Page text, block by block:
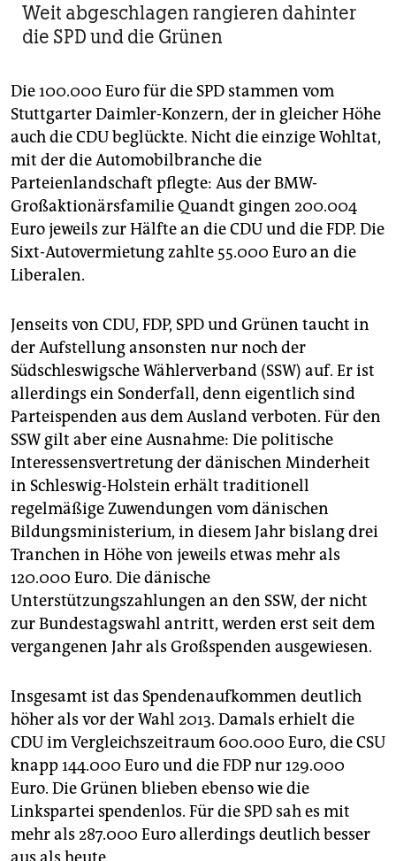
Weit abgeschlagen rangieren dahinter
die SPD und die ­Grünen
Die 100.000 Euro für die SPD stammen vom
Stuttgarter Daimler-Konzern, der in gleicher Höhe
auch die CDU beglückte. Nicht die einzige Wohltat,
mit der die Automobilbranche die
Parteienlandschaft pflegte: Aus der BMW-
Großaktionärsfamilie Quandt gingen 200.004
Euro jeweils zur Hälfte an die CDU und die FDP. Die
Sixt-Autovermietung zahlte 55.000 Euro an die
Liberalen.
Jenseits von CDU, FDP, SPD und Grünen taucht in
der Aufstellung ansonsten nur noch der
Südschleswigsche Wählerverband (SSW) auf. Er ist
allerdings ein Sonderfall, denn eigentlich sind
Parteispenden aus dem Ausland verboten. Für den
SSW gilt aber eine Ausnahme: Die politische
Interessensvertretung der dänischen Minderheit
in Schleswig-Holstein erhält traditionell
regelmäßige Zuwendungen vom dänischen
Bildungsministerium, in diesem Jahr bislang drei
Tranchen in Höhe von jeweils etwas mehr als
120.000 Euro. Die dänische
Unterstützungszahlungen an den SSW, der nicht
zur Bundestagswahl antritt, werden erst seit dem
vergangenen Jahr als Großspenden ausgewiesen.
Insgesamt ist das Spendenaufkommen deutlich
höher als vor der Wahl 2013. Damals erhielt die
CDU im Vergleichszeitraum 600.000 Euro, die CSU
knapp 144.000 Euro und die FDP nur 129.000
Euro. Die Grünen blieben ebenso wie die
Linkspartei spendenlos. Für die SPD sah es mit
mehr als 287.000 Euro allerdings deutlich besser